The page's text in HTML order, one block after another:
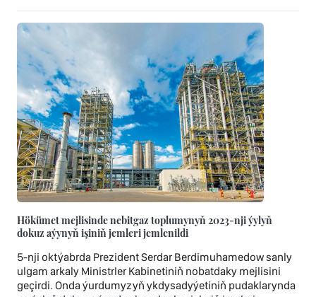
Hökümet mejlisinde nebitgaz toplumynyň 2023-nji ýylyň
dokuz aýynyň işiniň jemleri jemlenildi
5-nji oktýabrda Prezident Serdar Berdimuhamedow sanly
ulgam arkaly Ministrler Kabinetiniň nobatdaky mejlisini
geçirdi. Onda ýurdumyzyň ykdysadyýetiniň pudaklarynda